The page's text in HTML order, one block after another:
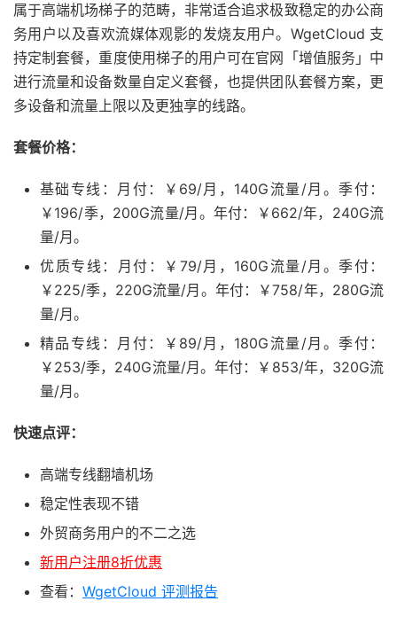
属于高端机场梯子的范畴，非常适合追求极致稳定的办公商
务用户以及喜欢流媒体观影的发烧友用户。WgetCloud 支
持定制套餐，重度使用梯子的用户可在官网「增值服务」中
进行流量和设备数量自定义套餐，也提供团队套餐方案，更
多设备和流量上限以及更独享的线路。
套餐价格：
基础专线：月付：￥69/月，140G流量/月。季付：
￥196/季，200G流量/月。年付：￥662/年，240G流
量/月。
优质专线：月付：￥79/月，160G流量/月。季付：
￥225/季，220G流量/月。年付：￥758/年，280G流
量/月。
精品专线：月付：￥89/月，180G流量/月。季付：
￥253/季，240G流量/月。年付：￥853/年，320G流
量/月。
快速点评：
高端专线翻墙机场
稳定性表现不错
外贸商务用户的不二之选
新用户注册8折优惠
查看： WgetCloud 评测报告